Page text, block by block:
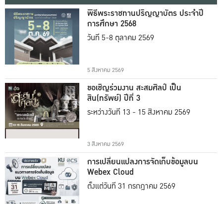
พิธีพระราชทานปริญญาบัตร ประจำปี
การศึกษา 2568
วันที่ 5-8 ตุลาคม 2569
5 สิงหาคม 2569
ขอเชิญร่วมงาน สะสมศิลป์ เป็น
สิน(ทรัพย์) ปีที่ 3
ระหว่างวันที่ 13 - 15 สิงหาคม 2569
3 สิงหาคม 2569
การเปลี่ยนแปลงการจัดเก็บข้อมูลบน
Webex Cloud
ตั้งแต่วันที่ 31 กรกฎาคม 2569